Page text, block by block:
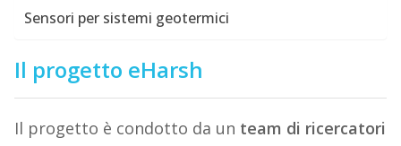
Sensori per sistemi geotermici
Il progetto eHarsh
Il progetto è condotto da un team di ricercatori